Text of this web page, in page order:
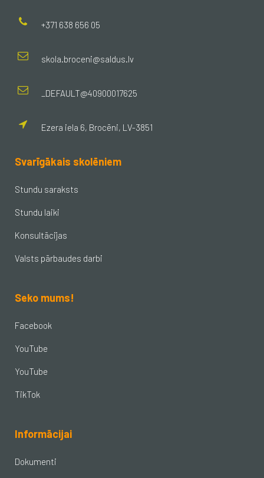
+371 638 656 05
skola.broceni@saldus.lv
_DEFAULT@40900017625
Ezera iela 6, Brocēni, LV-3851
Svarīgākais skolēniem
Stundu saraksts
Stundu laiki
Konsultācijas
Valsts pārbaudes darbi
Seko mums!
Facebook
YouTube
YouTube
TikTok
Informācijai
Dokumenti